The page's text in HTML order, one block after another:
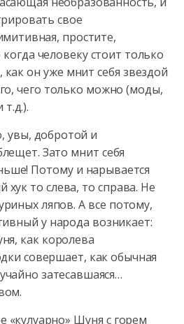
свое
простите,
когда человеку стоит только
как он уже мнит себя звездой
чего только можно (моды,
добротой и
Зато мнит себя
Потому и нарывается
хук то слева, то справа. Не
ляпов. А все потому,
у народа возникает:
как королева
совершает, как обычная
затесавшаяся…
«кулуарно» Шуня с горем